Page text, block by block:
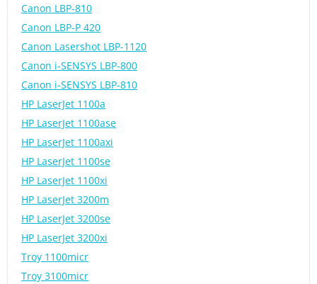
Canon LBP-810
Canon LBP-P 420
Canon Lasershot LBP-1120
Canon i-SENSYS LBP-800
Canon i-SENSYS LBP-810
HP LaserJet 1100a
HP LaserJet 1100ase
HP LaserJet 1100axi
HP LaserJet 1100se
HP LaserJet 1100xi
HP LaserJet 3200m
HP LaserJet 3200se
HP LaserJet 3200xi
Troy 1100micr
Troy 3100micr